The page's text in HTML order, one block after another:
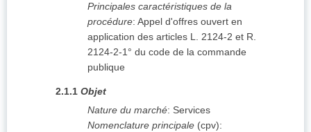
Principales caractéristiques de la
procédure: Appel d'offres ouvert en
application des articles L. 2124-2 et R.
2124-2-1° du code de la commande
publique
2.1.1 Objet
Nature du marché: Services
Nomenclature principale (cpv):